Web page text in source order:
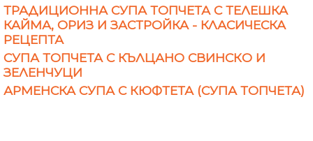
ТРАДИЦИОННА СУПА ТОПЧЕТА С ТЕЛЕШКА
КАЙМА, ОРИЗ И ЗАСТРОЙКА - КЛАСИЧЕСКА
РЕЦЕПТА
СУПА ТОПЧЕТА С КЪЛЦАНО СВИНСКО И
ЗЕЛЕНЧУЦИ
АРМЕНСКА СУПА С КЮФТЕТА (СУПА ТОПЧЕТА)